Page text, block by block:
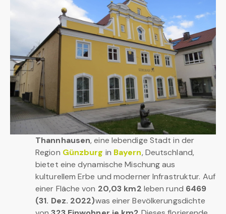
Thannhausen, eine lebendige Stadt in der
Region Günzburg in Bayern, Deutschland,
bietet eine dynamische Mischung aus
kulturellem Erbe und moderner Infrastruktur. Auf
einer Fläche von 20,03 km2 leben rund 6469
(31. Dez. 2022)was einer Bevölkerungsdichte